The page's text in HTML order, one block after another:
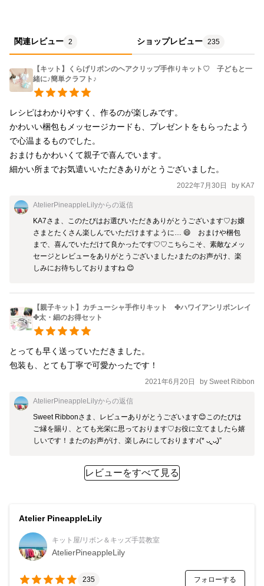
Mama&Kids✧～ 作り方：あみあみ＆グルー 難易度：★★☆☆☆
料〉 ・リボン2色 ・カチューシャ台 ・仕上げテープ 〈太のみにつ
く材料〉 ・プラチャーム ・オーガンジーリボン ・丸カン2種類 ・
チェーン ○作り方（5＋4枚） 細は大人向け、太は子供向けにやさ
しく記載したレシピとなります。 【お選びいただくオプションは
以下の2つ！】 ■太のチャームカラー■オプション欄にてご選択く
ださい A:ブルー B:ピンク C:パープル ■太リボンカラー■備考欄に
ご記入ください 「リボンの色；1本目」 「リボンの色；2本目」
色見本画像1～24の番号からそれぞれ選んで「備考欄」から知らせ
ご用意させていただきます。 異なるカラーでのご希望がございま
したら、お気軽にお知らせください♪ ★ほかの詳細はそれぞれの
ページをご参照ください★ 太→
https://minne.com/items/20162058 細→
https://minne.com/items/20177521 ※リボンの在庫状況により、3
お問い合わせください♪(^-^)
関連レビュー 2 ショップレビュー 235
【キット】くらげリボンのヘアクリップ手作りキット♡ 子どもと一
緒に♪簡単クラフト♪
レシピはわかりやすく、作るのが楽しみです。
かわいい梱包もメッセージカードも、プレゼントをもらったよう
で心温まるものでした。
おまけもかわいくて親子で喜んでいます。
細かい所までお気遣いいただきありがとうございました。
2022年7月30日 by KA7
AtelierPineappleLilyからの返信
KA7さま、このたびはお選びいただきありがとうございます♡お嬢
さまとたくさん楽しんでいただけますように… 😄　おまけや梱包
まで、喜んでいただけて良かったです♡♡こちらこそ、素敵なメッ
セージとレビューをありがとうございました♪またのお声がけ、楽
しみにお待ちしておりますね 😊
【親子キット】カチューシャ手作りキット ✤ハワイアンリボンレイ
✤太・細のお得セット
とっても早く送っていただきました。
包装も、とても丁寧で可愛かったです！
2021年6月20日 by Sweet Ribbon
AtelierPineappleLilyからの返信
Sweet Ribbonさま、レビューありがとうございます😊このたびは
ご縁を賜り、とても光栄に思っております♡お役に立てましたら嬉
しいです！またのお声がけ、楽しみにしております♪(* ᴗ͈ˬᴗ͈)”
レビューをすべて見る
Atelier PineappleLily
キット屋/リボン＆キッズ手芸教室
AtelierPineappleLily
235 フォローする